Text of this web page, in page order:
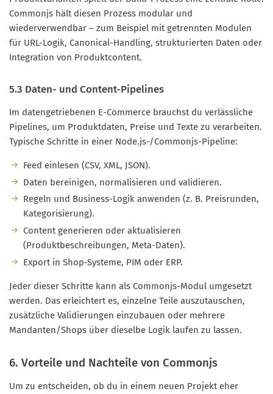
Commonjs hält diesen Prozess modular und
wiederverwendbar – zum Beispiel mit getrennten Modulen
für URL-Logik, Canonical-Handling, strukturierten Daten oder
Integration von Produktcontent.
5.3 Daten- und Content-Pipelines
Im datengetriebenen E-Commerce brauchst du verlässliche
Pipelines, um Produktdaten, Preise und Texte zu verarbeiten.
Typische Schritte in einer Node.js-/Commonjs-Pipeline:
Feed einlesen (CSV, XML, JSON).
Daten bereinigen, normalisieren und validieren.
Regeln und Business-Logik anwenden (z. B. Preisrunden,
Kategorisierung).
Content generieren oder aktualisieren
(Produktbeschreibungen, Meta-Daten).
Export in Shop-Systeme, PIM oder ERP.
Jeder dieser Schritte kann als Commonjs-Modul umgesetzt
werden. Das erleichtert es, einzelne Teile auszutauschen,
zusätzliche Validierungen einzubauen oder mehrere
Mandanten/Shops über dieselbe Logik laufen zu lassen.
6. Vorteile und Nachteile von Commonjs
Um zu entscheiden, ob du in einem neuen Projekt eher